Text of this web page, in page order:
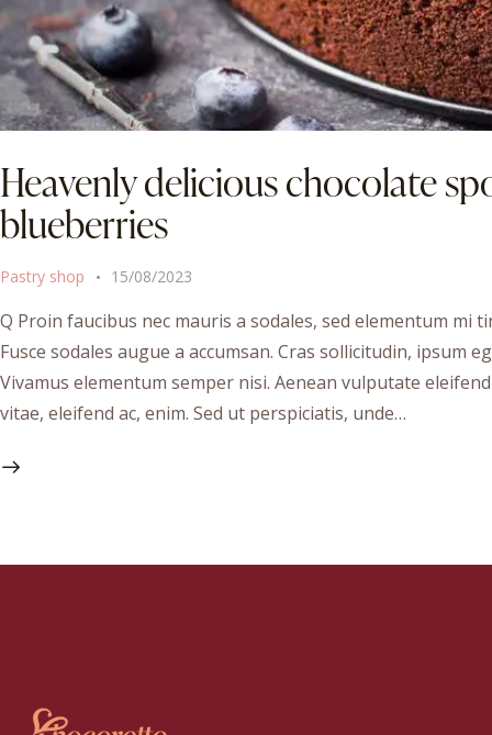
Heavenly delicious chocolate
blueberries
Pastry shop 15/08/2023
Q Proin faucibus nec mauris a sodales, sed elementum mi
Fusce sodales augue a accumsan. Cras sollicitudin, ipsum
Vivamus elementum semper nisi. Aenean vulputate
vitae, eleifend ac, enim. Sed ut perspiciatis, unde…